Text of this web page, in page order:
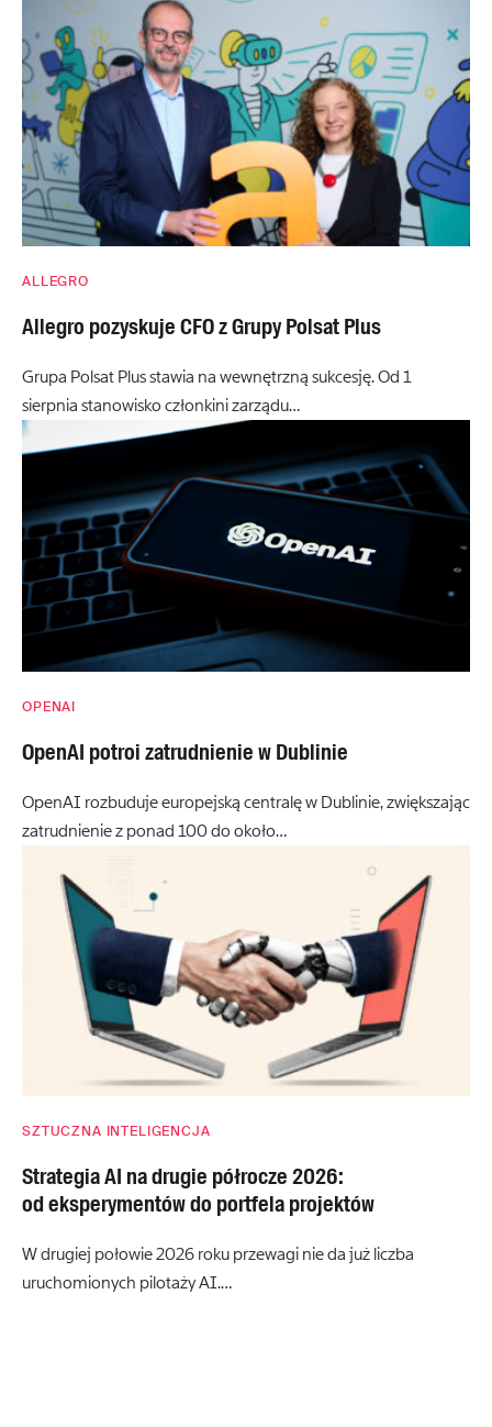
ALLEGRO
Allegro pozyskuje CFO z Grupy Polsat Plus
Grupa Polsat Plus stawia na wewnętrzną sukcesję. Od 1
sierpnia stanowisko członkini zarządu…
OPENAI
OpenAI potroi zatrudnienie w Dublinie
OpenAI rozbuduje europejską centralę w Dublinie, zwiększając
zatrudnienie z ponad 100 do około…
SZTUCZNA INTELIGENCJA
Strategia AI na drugie półrocze 2026:
od eksperymentów do portfela projektów
W drugiej połowie 2026 roku przewagi nie da już liczba
uruchomionych pilotaży AI.…